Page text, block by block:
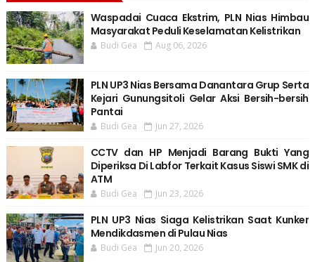
Waspadai Cuaca Ekstrim, PLN Nias Himbau
Masyarakat Peduli Keselamatan Kelistrikan
Budi Gea Aug 06, 2026
PLN UP3 Nias Bersama Danantara Grup Serta
Kejari Gunungsitoli Gelar Aksi Bersih-bersih
Pantai
Budi Gea Jun 27, 2026
CCTV dan HP Menjadi Barang Bukti Yang
Diperiksa Di Labfor Terkait Kasus Siswi SMK di
ATM
Budi Gea Jun 23, 2026
PLN UP3 Nias Siaga Kelistrikan Saat Kunker
Mendikdasmen di Pulau Nias
Budi Gea Jun 20, 2026